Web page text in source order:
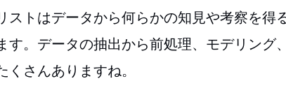
ストはデータから何らかの知見や考察を得
す。データの抽出から前処理、モデリング
さんありますね。